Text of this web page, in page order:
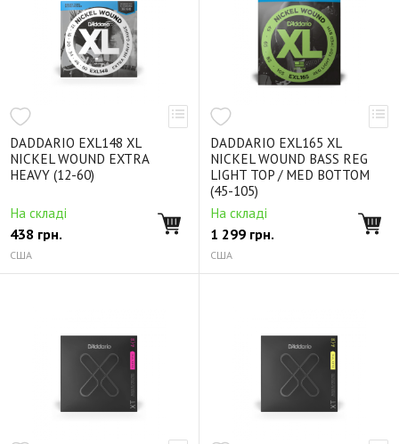
DADDARIO EXL148 XL
NICKEL WOUND EXTRA
HEAVY (12-60)
На складі
438 грн.
США
DADDARIO EXL165 XL
NICKEL WOUND BASS REG
LIGHT TOP / MED BOTTOM
(45-105)
На складі
1 299 грн.
США